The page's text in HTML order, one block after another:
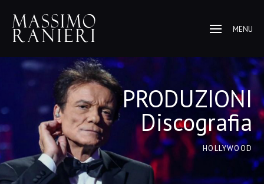
MENU
PRODUZIONI
Discografia
HOLLYWOOD